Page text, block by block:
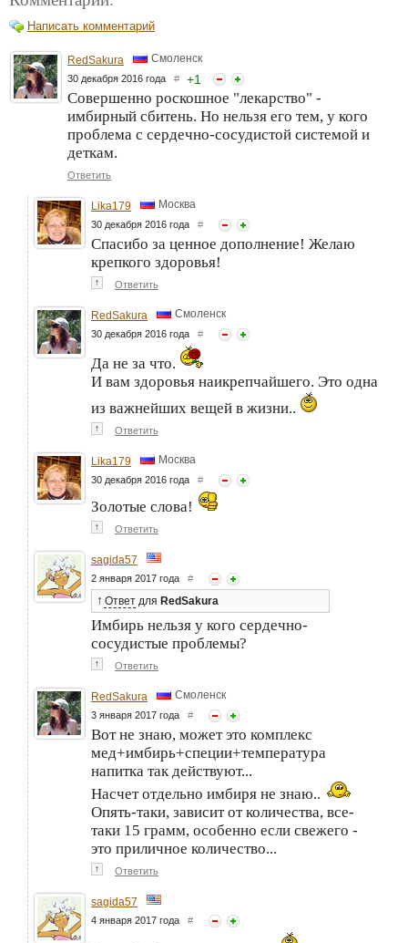
Написать комментарий
RedSakura Смоленск
30 декабря 2016 года # +1
Совершенно роскошное "лекарство" -
имбирный сбитень. Но нельзя его тем, у кого
проблема с сердечно-сосудистой системой и
деткам.
Ответить
Lika179 Москва
30 декабря 2016 года #
Спасибо за ценное дополнение! Желаю
крепкого здоровья!
↑ Ответить
RedSakura Смоленск
30 декабря 2016 года #
Да не за что.
И вам здоровья наикрепчайшего. Это одна
из важнейших вещей в жизни..
↑ Ответить
Lika179 Москва
30 декабря 2016 года #
Золотые слова!
↑ Ответить
sagida57
2 января 2017 года #
↑ Ответ для RedSakura
Имбирь нельзя у кого сердечно-
сосудистые проблемы?
↑ Ответить
RedSakura Смоленск
3 января 2017 года #
Вот не знаю, может это комплекс
мед+имбирь+специи+температура
напитка так действуют...
Насчет отдельно имбиря не знаю..
Опять-таки, зависит от количества, все-
таки 15 грамм, особенно если свежего -
это приличное количество...
↑ Ответить
sagida57
4 января 2017 года #